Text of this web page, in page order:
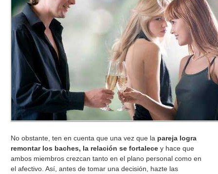
No obstante, ten en cuenta que una vez que la pareja logra
remontar los baches, la relación se fortalecey hace que
ambos miembros crezcan tanto en el plano personal como en
el afectivo. Así, antes de tomar una decisión, hazte las